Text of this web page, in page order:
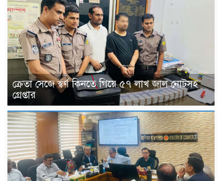
ক্রেতা সেজে স্বর্ণ কিনতে গিয়ে ৫৭ লাখ জাল নোটসহ
গ্রেপ্তার